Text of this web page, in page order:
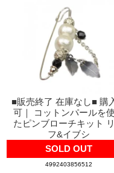
■販売終了 在庫なし■ 購
可｜ コットンパールを
たピンブローチキット
フ&イブシ
SOLD OUT
4992403856512